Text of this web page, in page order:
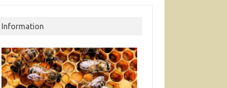
Information